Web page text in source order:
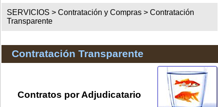
SERVICIOS >Contratación y Compras >Contratación
Transparente
Contratación Transparente
Contratos por Adjudicatario